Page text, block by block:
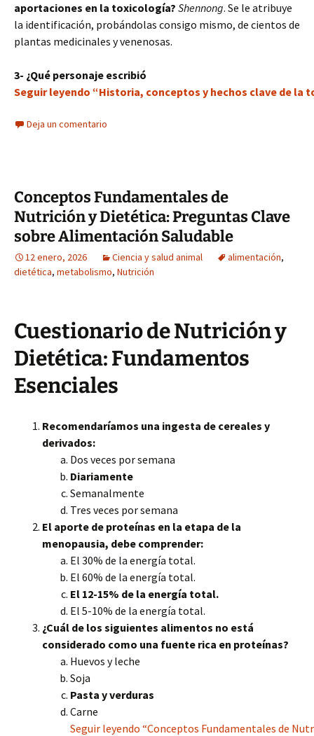
aportaciones en la toxicología? Shennong. Se le atribuye
la identificación, probándolas consigo mismo, de cientos de
plantas medicinales y venenosas.
3- ¿Qué personaje escribió
Seguir leyendo “Historia, conceptos y hechos clave de
Deja un comentario
Conceptos Fundamentales de
Nutrición y Dietética: Preguntas Clave
sobre Alimentación Saludable
12 enero, 2026 Ciencia y salud animal alimentación,
dietética, metabolismo, Nutrición
Cuestionario de Nutrición y
Dietética: Fundamentos
Esenciales
Recomendaríamos una ingesta de cereales y
derivados:
Dos veces por semana
Diariamente
Semanalmente
Tres veces por semana
El aporte de proteínas en la etapa de la
menopausia, debe comprender:
El 30% de la energía total.
El 60% de la energía total.
El 12-15% de la energía total.
El 5-10% de la energía total.
¿Cuál de los siguientes alimentos no está
considerado como una fuente rica en proteínas?
Huevos y leche
Soja
Pasta y verduras
Carne
Seguir leyendo “Conceptos Fundamentales de